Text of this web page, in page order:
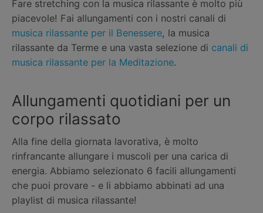
Fare stretching con la musica rilassante è molto più
piacevole! Fai allungamenti con i nostri canali di
musica rilassante per il Benessere, la musica
rilassante da Terme e una vasta selezione di canali di
musica rilassante per la Meditazione.
Allungamenti quotidiani per un
corpo rilassato
Alla fine della giornata lavorativa, è molto
rinfrancante allungare i muscoli per una carica di
energia. Abbiamo selezionato 6 facili allungamenti
che puoi provare - e li abbiamo abbinati ad una
playlist di musica rilassante!